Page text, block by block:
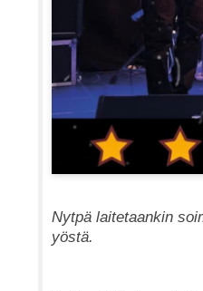
Nytpä laitetaankin
yöstä.